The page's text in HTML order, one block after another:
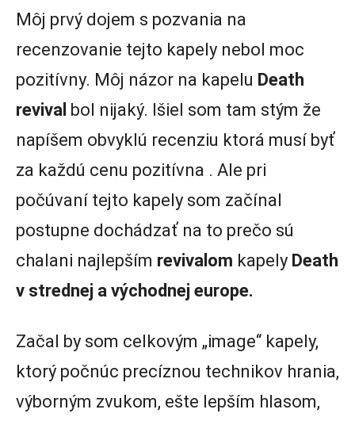
Môj prvý dojem s pozvania na
recenzovanie tejto kapely nebol moc
pozitívny. Môj názor na kapelu Death
revival bol nijaký. Išiel som tam stým že
napíšem obvyklú recenziu ktorá musí byť
za každú cenu pozitívna . Ale pri
počúvaní tejto kapely som začínal
postupne dochádzať na to prečo sú
chalani najlepším revivalom kapely Death
v strednej a východnej europe.
Začal by som celkovým „image“ kapely,
ktorý počnúc precíznou technikov hrania,
výborným zvukom, ešte lepším hlasom,